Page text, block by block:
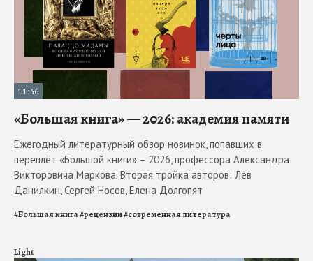
11:36
«Большая книга» — 2026: академия памяти
Ежегодный литературный обзор новинок, попавших в
переплёт «Большой книги» – 2026, профессора Александра
Викторовича Маркова. Вторая тройка авторов: Лев
Данилкин, Сергей Носов, Елена Долгопят
#Большая книга#рецензии#современная литература
Light